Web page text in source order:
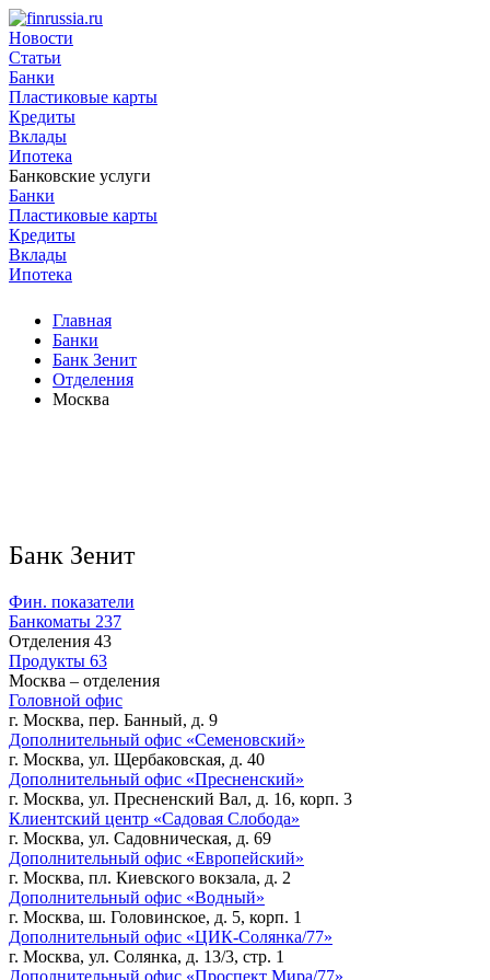
Новости
Статьи
Банки
Пластиковые карты
Кредиты
Вклады
Ипотека
Банковские услуги
Банки
Пластиковые карты
Кредиты
Вклады
Ипотека
Главная
Банки
Банк Зенит
Отделения
Москва
Банк Зенит
Фин. показатели
Банкоматы 237
Отделения 43
Продукты 63
Москва – отделения
Головной офис
г. Москва, пер. Банный, д. 9
Дополнительный офис «Семеновский»
г. Москва, ул. Щербаковская, д. 40
Дополнительный офис «Пресненский»
г. Москва, ул. Пресненский Вал, д. 16, корп. 3
Клиентский центр «Садовая Слобода»
г. Москва, ул. Садовническая, д. 69
Дополнительный офис «Европейский»
г. Москва, пл. Киевского вокзала, д. 2
Дополнительный офис «Водный»
г. Москва, ш. Головинское, д. 5, корп. 1
Дополнительный офис «ЦИК-Солянка/77»
г. Москва, ул. Солянка, д. 13/3, стр. 1
Дополнительный офис «Проспект Мира/77»